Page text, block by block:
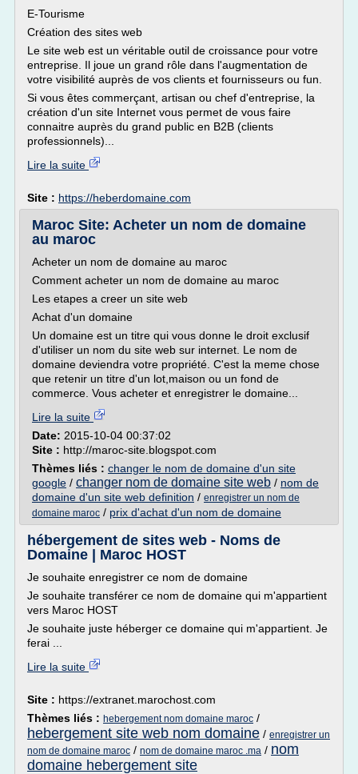
E-Tourisme
Création des sites web
Le site web est un véritable outil de croissance pour votre
entreprise. Il joue un grand rôle dans l'augmentation de
votre visibilité auprès de vos clients et fournisseurs ou fun.
Si vous êtes commerçant, artisan ou chef d'entreprise, la
création d'un site Internet vous permet de vous faire
connaitre auprès du grand public en B2B (clients
professionnels)...
Lire la suite
Site : https://heberdomaine.com
Maroc Site: Acheter un nom de domaine
au maroc
Acheter un nom de domaine au maroc
Comment acheter un nom de domaine au maroc
Les etapes a creer un site web
Achat d'un domaine
Un domaine est un titre qui vous donne le droit exclusif
d'utiliser un nom du site web sur internet. Le nom de
domaine deviendra votre propriété. C'est la meme chose
que retenir un titre d'un lot,maison ou un fond de
commerce. Vous acheter et enregistrer le domaine...
Lire la suite
Date: 2015-10-04 00:37:02
Site : http://maroc-site.blogspot.com
Thèmes liés : changer le nom de domaine d'un site
google / changer nom de domaine site web / nom de
domaine d'un site web definition / enregistrer un nom de
domaine maroc / prix d'achat d'un nom de domaine
hébergement de sites web - Noms de
Domaine | Maroc HOST
Je souhaite enregistrer ce nom de domaine
Je souhaite transférer ce nom de domaine qui m'appartient
vers Maroc HOST
Je souhaite juste héberger ce domaine qui m'appartient. Je
ferai ...
Lire la suite
Site : https://extranet.marochost.com
Thèmes liés : hebergement nom domaine maroc /
hebergement site web nom domaine / enregistrer un
nom de domaine maroc / nom de domaine maroc .ma / nom
domaine hebergement site